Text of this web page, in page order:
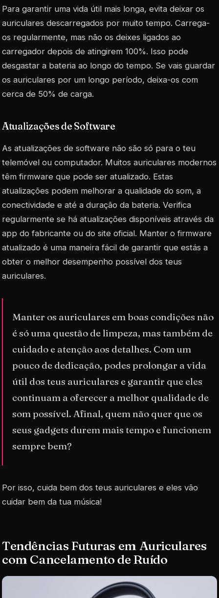
Para garantir uma vida útil mais longa, evita deixar os
auriculares descarregados por muito tempo. Carrega-
os regularmente, mas não os deixes ligados ao
carregador depois de atingirem 100%. Isso pode
desgastar a bateria ao longo do tempo. Se vais guardar
os auriculares por um longo período, deixa-os com
cerca de 50% de carga.
Atualizações de Software
As atualizações de software não são só para o teu
telemóvel ou computador. Muitos auriculares modernos
têm firmware que pode ser atualizado. Estas
atualizações podem melhorar a qualidade do som, a
conectividade e até a duração da bateria. Verifica
regularmente se há atualizações disponíveis através da
app do fabricante ou do site oficial. Manter o firmware
atualizado é uma maneira fácil de garantir que estás a
obter o melhor desempenho possível dos teus
auriculares.
Manter os auriculares em boas condições não
é só uma questão de limpeza, mas também de
cuidado e atenção aos detalhes. Com um
pouco de dedicação, podes prolongar a vida
útil dos teus auriculares e garantir que eles
continuam a oferecer a melhor qualidade de
som possível. Afinal, quem não quer que os
seus gadgets durem mais tempo e funcionem
sempre bem?
Por isso, cuida bem dos teus auriculares e eles vão
cuidar bem da tua música!
Tendências Futuras em Auriculares
com Cancelamento de Ruído